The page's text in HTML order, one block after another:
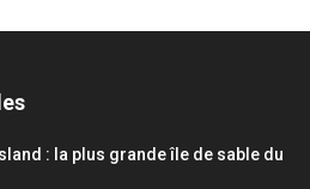
: la plus grande île de sable du